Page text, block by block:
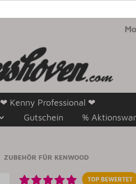
❤ Kenny Professional ❤
Gutschein %
ZUBEHÖR FÜR KENWOOD
TOP BEWERTET